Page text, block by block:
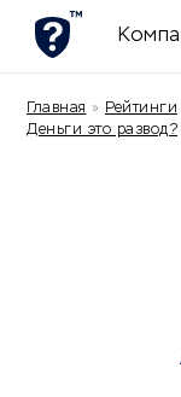
Главная » Рейтинги
Деньги это развод?